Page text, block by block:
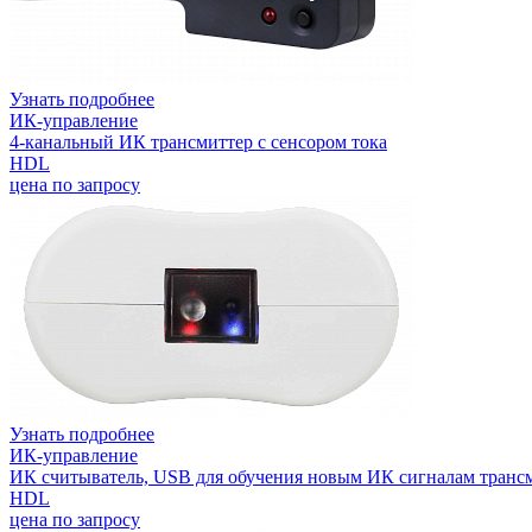
Узнать подробнее
ИК-управление
4-канальный ИК трансмиттер с сенсором тока
HDL
цена по запросу
Узнать подробнее
ИК-управление
ИК считыватель, USB для обучения новым ИК сигналам
HDL
цена по запросу